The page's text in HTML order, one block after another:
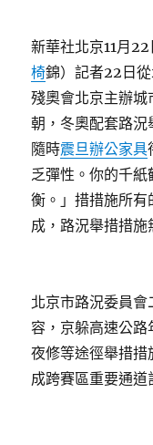
新華社北京11月
椅錦）記者22日
殘奧會北京主辦
朝，冬奧配套路
隨時震旦辦公家具
乏彈性。你的千
衡。」措措施所
成，路況舉措措施
北京市路況委員
容，京躲高速公路
夜修等途徑舉措措
成跨賽區重要通道